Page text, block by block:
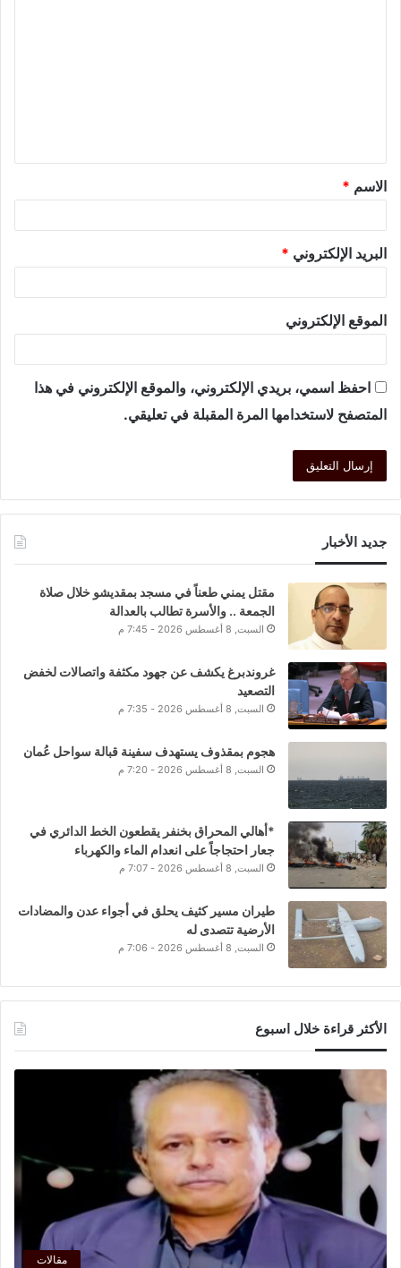
الاسم *
البريد الإلكتروني *
الموقع الإلكتروني
احفظ اسمي، بريدي الإلكتروني، والموقع الإلكتروني في هذا
المتصفح لاستخدامها المرة المقبلة في تعليقي.
جديد الأخبار
مقتل يمني طعناً في مسجد بمقديشو خلال صلاة
الجمعة .. والأسرة تطالب بالعدالة
السبت, 8 أغسطس 2026 - 7:45 م
غروندبرغ يكشف عن جهود مكثفة واتصالات لخفض
التصعيد
السبت, 8 أغسطس 2026 - 7:35 م
هجوم بمقذوف يستهدف سفينة قبالة سواحل عُمان
السبت, 8 أغسطس 2026 - 7:20 م
*أهالي المحراق بخنفر يقطعون الخط الدائري في
جعار احتجاجاً على انعدام الماء والكهرباء
السبت, 8 أغسطس 2026 - 7:07 م
طيران مسير كثيف يحلق في أجواء عدن والمضادات
الأرضية تتصدى له
السبت, 8 أغسطس 2026 - 7:06 م
الأكثر قراءة خلال اسبوع
مقالات